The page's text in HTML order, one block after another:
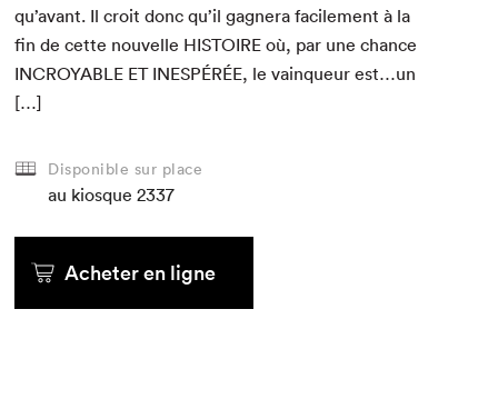
qu’avant. Il croit donc qu’il gag­n­era facile­ment à la
fin de cette nou­velle HIS­TOIRE où, par une chance
INCROY­ABLE ET INESPÉRÉE, le vain­queur est…un
[…]
Disponible sur place
au kiosque 2337
Acheter en ligne